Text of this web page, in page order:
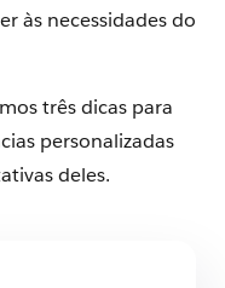
às necessidades do
três dicas para
personalizadas
deles.